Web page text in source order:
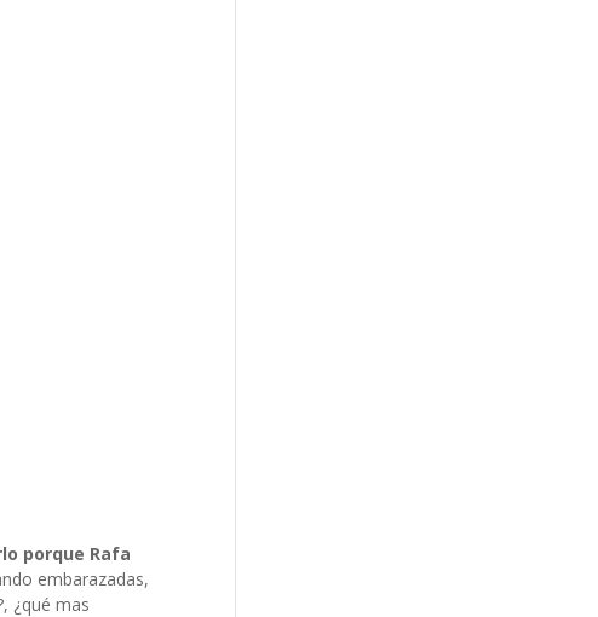
porque Rafa
embarazadas,
¿qué mas